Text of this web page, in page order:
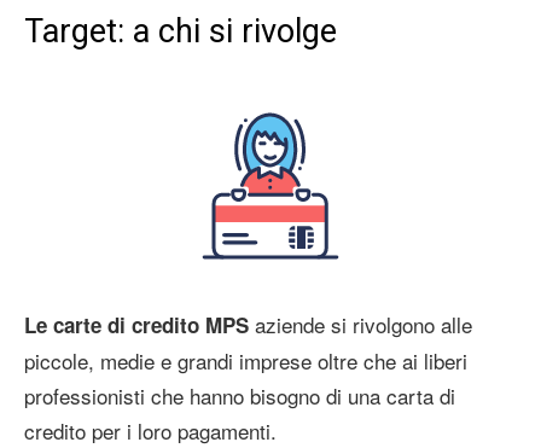
Target: a chi si rivolge
Le carte di credito MPS aziende si rivolgono alle
piccole, medie e grandi imprese oltre che ai liberi
professionisti che hanno bisogno di una carta di
credito per i loro pagamenti.